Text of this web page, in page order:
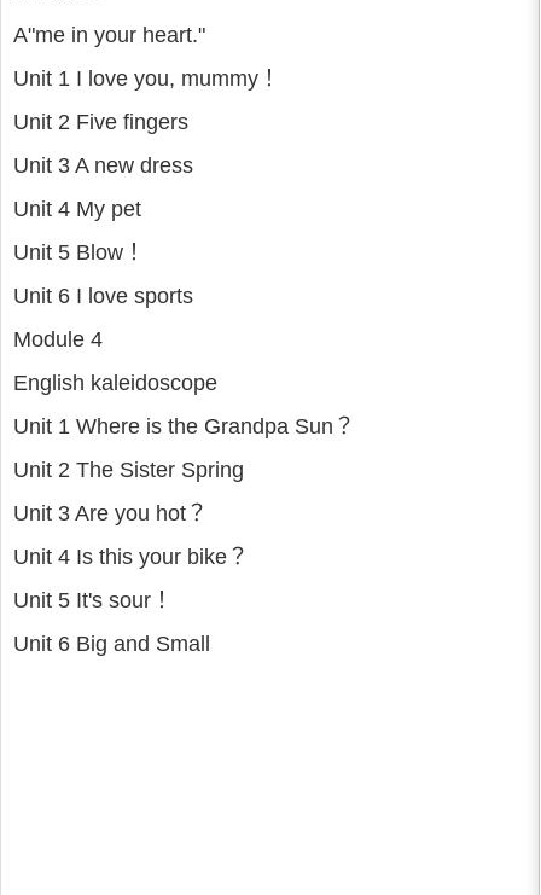
A"me in your heart."
Unit 1 I love you, mummy！
Unit 2 Five fingers
Unit 3 A new dress
Unit 4 My pet
Unit 5 Blow！
Unit 6 I love sports
Module 4
English kaleidoscope
Unit 1 Where is the Grandpa Sun？
Unit 2 The Sister Spring
Unit 3 Are you hot？
Unit 4 Is this your bike？
Unit 5 It's sour！
Unit 6 Big and Small